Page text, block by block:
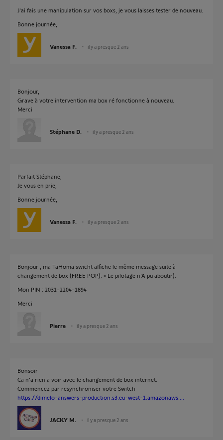
J'ai fais une manipulation sur vos boxs, je vous laisses tester de nouveau.
Bonne journée,
Vanessa F. il y a presque 2 ans
Bonjour,
Grave à votre intervention ma box ré fonctionne à nouveau.
Merci
Stéphane D. il y a presque 2 ans
Parfait Stéphane,
Je vous en prie,
Bonne journée,
Vanessa F. il y a presque 2 ans
Bonjour , ma TaHoma swicht affiche le même message suite à
changement de box (FREE POP). « Le pilotage n’A pu aboutir).
Mon PIN : 2031-2204-1894
Merci
Pierre il y a presque 2 ans
Bonsoir
Ca n'a rien a voir avec le changement de box internet.
Commencez par resynchroniser votre Switch
https://dimelo-answers-production.s3.eu-west-1.amazonaws....
JACKY M. il y a presque 2 ans